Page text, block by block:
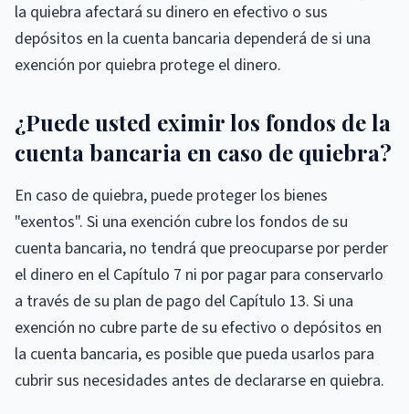
la quiebra afectará su dinero en efectivo o sus
depósitos en la cuenta bancaria dependerá de si una
exención por quiebra protege el dinero.
¿Puede usted eximir los fondos de la
cuenta bancaria en caso de quiebra?
En caso de quiebra, puede proteger los bienes
"exentos". Si una exención cubre los fondos de su
cuenta bancaria, no tendrá que preocuparse por perder
el dinero en el Capítulo 7 ni por pagar para conservarlo
a través de su plan de pago del Capítulo 13. Si una
exención no cubre parte de su efectivo o depósitos en
la cuenta bancaria, es posible que pueda usarlos para
cubrir sus necesidades antes de declararse en quiebra.